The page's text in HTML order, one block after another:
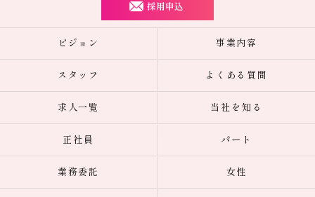
採用申込
ビジョン 事業内容
スタッフ よくある質問
求人一覧 当社を知る
正社員 パート
業務委託 女性